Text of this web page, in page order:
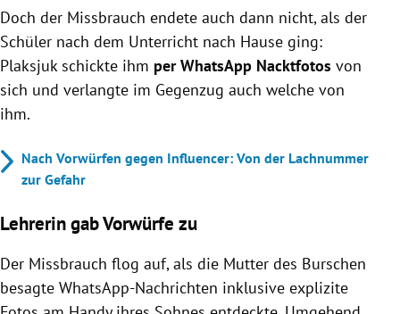
Doch der Missbrauch endete auch dann nicht, als der
Schüler nach dem Unterricht nach Hause ging:
Plaksjuk schickte ihm per WhatsApp Nacktfotos von
sich und verlangte im Gegenzug auch welche von
ihm.
Nach Vorwürfen gegen Influencer: Von der Lachnummer
zur Gefahr
Lehrerin gab Vorwürfe zu
Der Missbrauch flog auf, als die Mutter des Burschen
besagte WhatsApp-Nachrichten inklusive explizite